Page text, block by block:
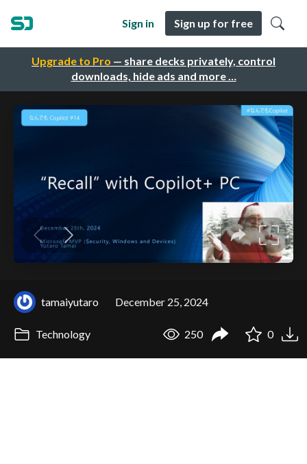
Upgrade to Pro — share decks privately, control
downloads, hide ads and more …
Sign in Sign up for free
tamaiyutaro December 25, 2024
Technology 250 0